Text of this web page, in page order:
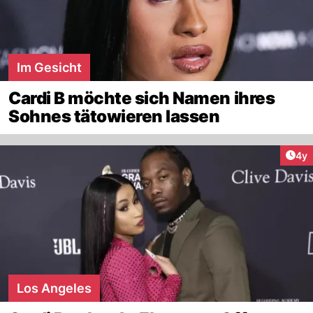
Im Gesicht
Cardi B möchte sich Namen ihres
Sohnes tätowieren lassen
4y
Los Angeles